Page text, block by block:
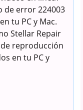
de error 224003
tu PC y Mac.
Stellar Repair
reproducción
en tu PC y